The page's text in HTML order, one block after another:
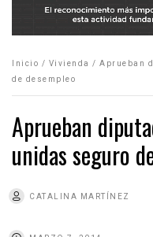
Inicio / Vivienda / Aprueban
de desempleo
Aprueban
unidas seguro
CATALINA MARTÍNEZ